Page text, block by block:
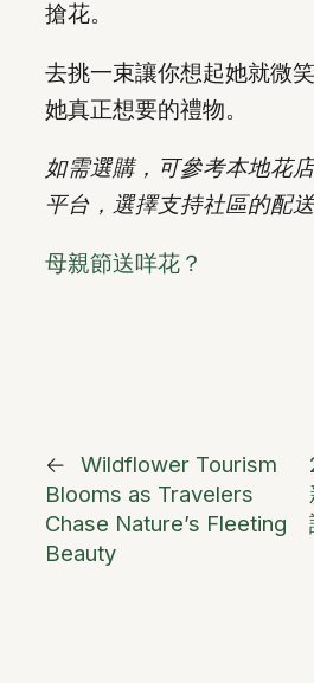
搶花。
去挑一束讓你想起她就微
她真正想要的禮物。
如需選購，可參考本地花
平台，選擇支持社區的配送
母親節送咩花？
←
Wildflower Tourism
Blooms as Travelers
Chase Nature’s Fleeting
Beauty